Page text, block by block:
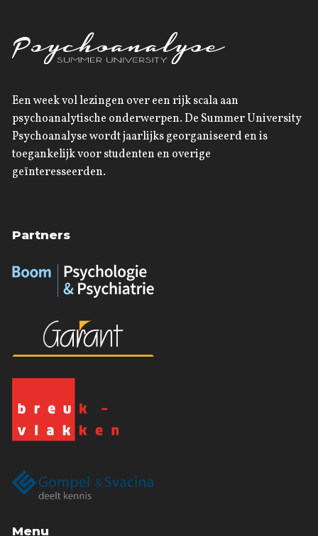
Een week vol lezingen over een rijk scala aan
psychoanalytische onderwerpen. De Summer University
Psychoanalyse wordt jaarlijks georganiseerd en is
toegankelijk voor studenten en overige
geïnteresseerden.
Partners
Menu